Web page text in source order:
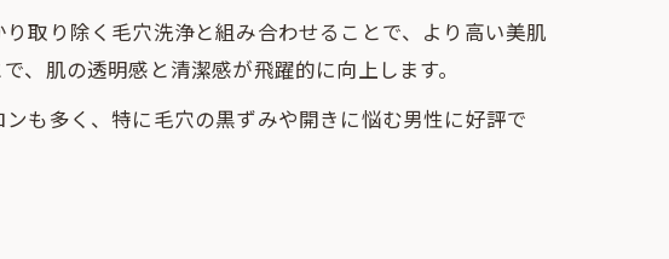
点
取り除く毛穴洗浄と組み合わせることで、より高い美肌
肌の透明感と清潔感が飛躍的に向上します。
も多く、特に毛穴の黒ずみや開きに悩む男性に好評で